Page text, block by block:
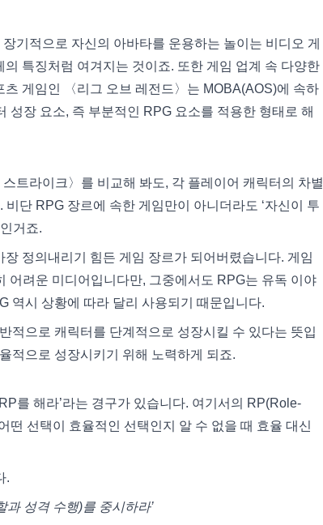
기적으로 자신의 아바타를 운용하는 놀이는 비디오 게
특징처럼 여겨지는 것이죠. 또한 게임 업계 속 다양한
게임인 〈리그 오브 레전드〉는 MOBA(AOS)에 속하
장 요소, 즉 부분적인 RPG 요소를 적용한 형태로 해
트라이크〉를 비교해 봐도, 각 플레이어 캐릭터의 차별
단 RPG 장르에 속한 게임만이 아니더라도 ‘자신이 투
거죠.
정의내리기 힘든 게임 장르가 되어버렸습니다. 게임
어려운 미디어입니다만, 그중에서도 RPG는 유독 이야
역시 상황에 따라 달리 사용되기 때문입니다.
적으로 캐릭터를 단계적으로 성장시킬 수 있다는 뜻입
적으로 성장시키기 위해 노력하게 되죠.
를 해라’라는 경구가 있습니다. 여기서의 RP(Role-
떤 선택이 효율적인 선택인지 알 수 없을 때 효율 대신
.
성격 수행)를 중시하라’